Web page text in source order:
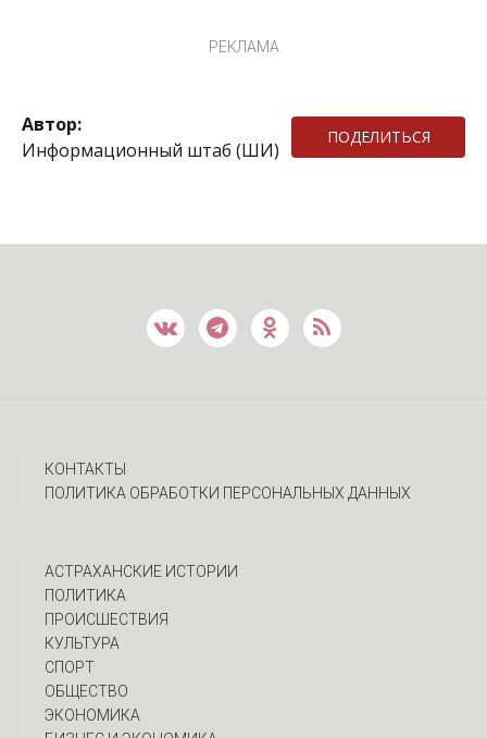
РЕКЛАМА
Автор:
Информационный штаб (ШИ)
ПОДЕЛИТЬСЯ
КОНТАКТЫ
ПОЛИТИКА ОБРАБОТКИ ПЕРСОНАЛЬНЫХ ДАННЫХ
АСТРАХАНСКИЕ ИСТОРИИ
ПОЛИТИКА
ПРОИСШЕСТВИЯ
КУЛЬТУРА
СПОРТ
ОБЩЕСТВО
ЭКОНОМИКА